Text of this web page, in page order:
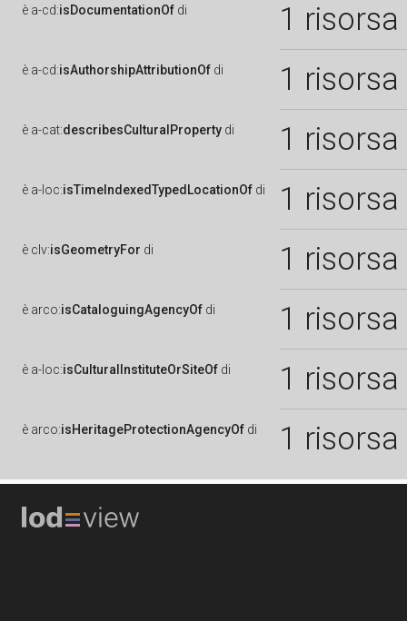
è a-cd:isDocumentationOf di 1 risorsa
è a-cd:isAuthorshipAttributionOf di 1 risorsa
è a-cat:describesCulturalProperty di 1 risorsa
è a-loc:isTimeIndexedTypedLocationOf di 1 risorsa
è clv:isGeometryFor di 1 risorsa
è arco:isCataloguingAgencyOf di 1 risorsa
è a-loc:isCulturalInstituteOrSiteOf di 1 risorsa
è arco:isHeritageProtectionAgencyOf di 1 risorsa